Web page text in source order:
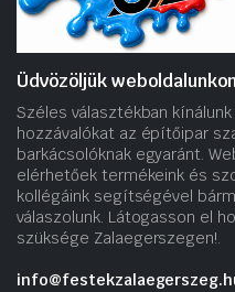
Üdvözöljük
Széles választékban
hozzávalókat az építőipar
barkácsolóknak egyaránt.
elérhetőek termékeink és
kollégáink segítségével
válaszolunk. Látogasson el
szüksége Zalaegerszegen!.